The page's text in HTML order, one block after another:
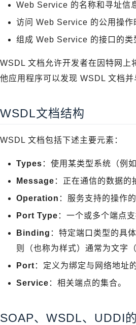
Web Service 的名称和寻址信
访问 Web Service 的公用操作
组成 Web Service 的接口的类
WSDL 文档允许开发者在因特网
他应用程序可以发现 WSDL 文档
WSDL文档结构
WSDL 文档包括下述主要元素：
Types ：使用某类型系统（例
Message ：正在通信的数据的
Operation ：服务支持的操作
Port Type ：一个或多个端点
Binding ：特定端口类型的具
则（也称为样式）通常为文字
Port ：定义为绑定与网络地址
Service ：相关端点的集合。
SOAP、WSDL、UDDI